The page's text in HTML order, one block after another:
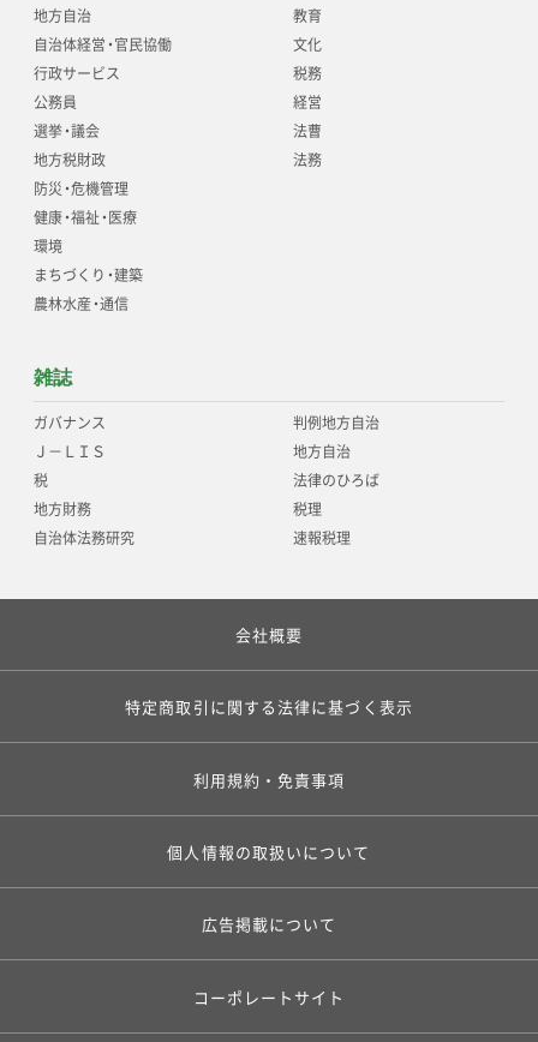
地方自治
自治体経営・官民協働
行政サービス
公務員
選挙・議会
地方税財政
防災・危機管理
健康・福祉・医療
環境
まちづくり・建築
農林水産・通信
教育
文化
税務
経営
法曹
法務
雑誌
ガバナンス
Ｊ－ＬＩＳ
税
地方財務
自治体法務研究
判例地方自治
地方自治
法律のひろば
税理
速報税理
会社概要
特定商取引に関する法律に基づく表示
利用規約・免責事項
個人情報の取扱いについて
広告掲載について
コーポレートサイト